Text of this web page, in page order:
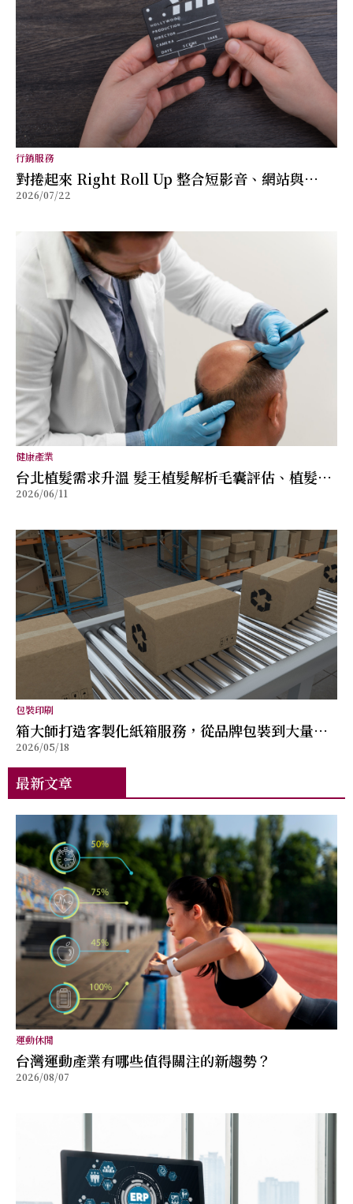
行銷服務
對捲起來 Right Roll Up 整合短影音、網站與
SEO，協助品牌打造可轉換的數位行銷內容
2026/07/22
健康產業
台北植髮需求升溫 髮王植髮解析毛囊評估、植髮規
劃與術後管理重點
2026/06/11
包裝印刷
箱大師打造客製化紙箱服務，從品牌包裝到大量出
貨提供完整解決方案
2026/05/18
最新文章
運動休閒
台灣運動產業有哪些值得關注的新趨勢？
2026/08/07